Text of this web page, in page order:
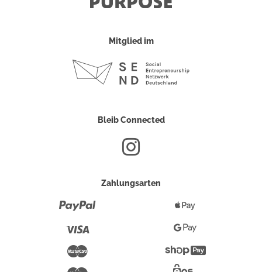
Mitglied im
Bleib Connected
Zahlungsarten
Pay
Google
Pay